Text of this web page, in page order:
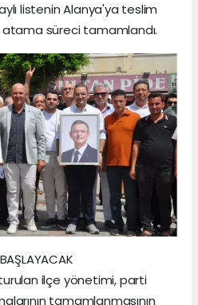
listenin Alanya'ya teslim
süreci tamamlandı.
ilçe yönetimi, parti
tamamlanmasının